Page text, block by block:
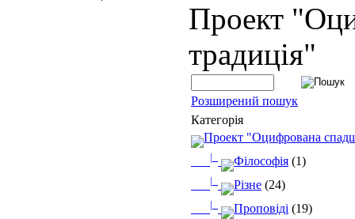
Проект
традиція"
Розширений пошук
Категорія
Проект "Оцифрована
|_ Філософія (1)
|_ Різне (24)
|_ Проповіді (19)